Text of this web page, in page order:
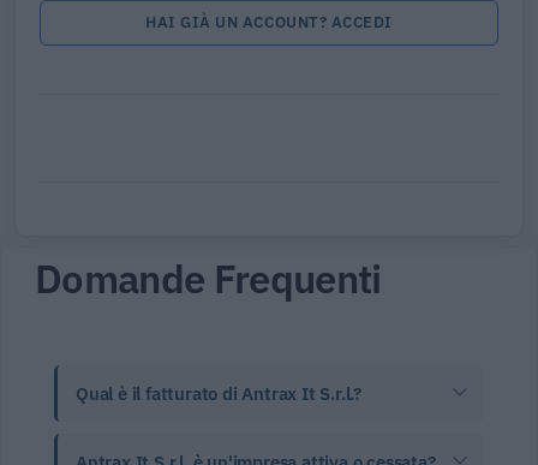
HAI GIÀ UN ACCOUNT? ACCEDI
Domande Frequenti
Qual è il fatturato di Antrax It S.r.l.?